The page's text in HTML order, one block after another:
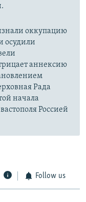
оккупацию
осудили
аннексию
Рада
начала
Россией
Follow us